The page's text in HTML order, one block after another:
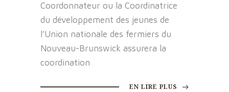
Coordonnateur ou la Coordinatrice
du développement des jeunes de
l’Union nationale des fermiers du
Nouveau-Brunswick assurera la
coordination
EN LIRE PLUS